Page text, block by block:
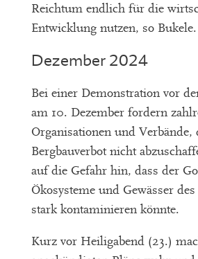
Reichtum endlich für die
Entwicklung nutzen, so Bukele.
Dezember 2024
Bei einer Demonstration vor
am 10. Dezember fordern
Organisationen und Verbände,
Bergbauverbot nicht
auf die Gefahr hin, dass der
Ökosysteme und Gewässer
stark kontaminieren könnte.
Kurz vor Heiligabend (23.)